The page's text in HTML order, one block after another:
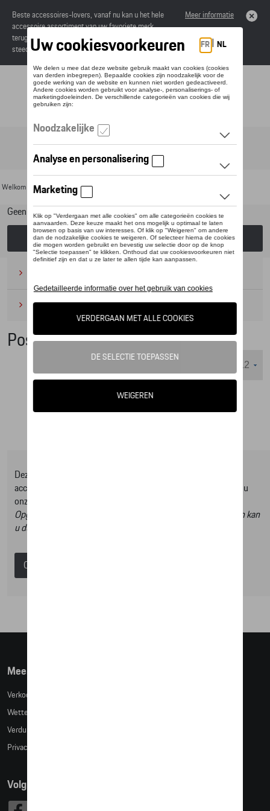
Beste accessoires-lovers, vanaf nu kan u het hele
accessoire assortiment van uw favoriete merk
terugvinden in de online catalogus. Deze kunnen
steeds besteld worden via uw dealer.
Meer informatie
Toggle navigation
Welkom >Voor uw Porsche >
Geen model geselecteerd (Alles weergeven)
Kies een model
Onderhoudsproducten(1)
Posters
Deze online shop biedt u enkel een selectie uit ons Tequipment
accessoire gamma, om het volledige gamma te ontdekken kan u
onze Tequipment accessoire zoeker raadplegen.
Opgelet, door op deze link te klikken verlaat u de online shop en kan
u dus geen artikels online bestellen.
Catalogus Porsche
Meer info
Verkoopsvoorwaarden
Wettelijke bepalingen
Verduidelijking kledingmaten
Privacybeleid
Volg Ons